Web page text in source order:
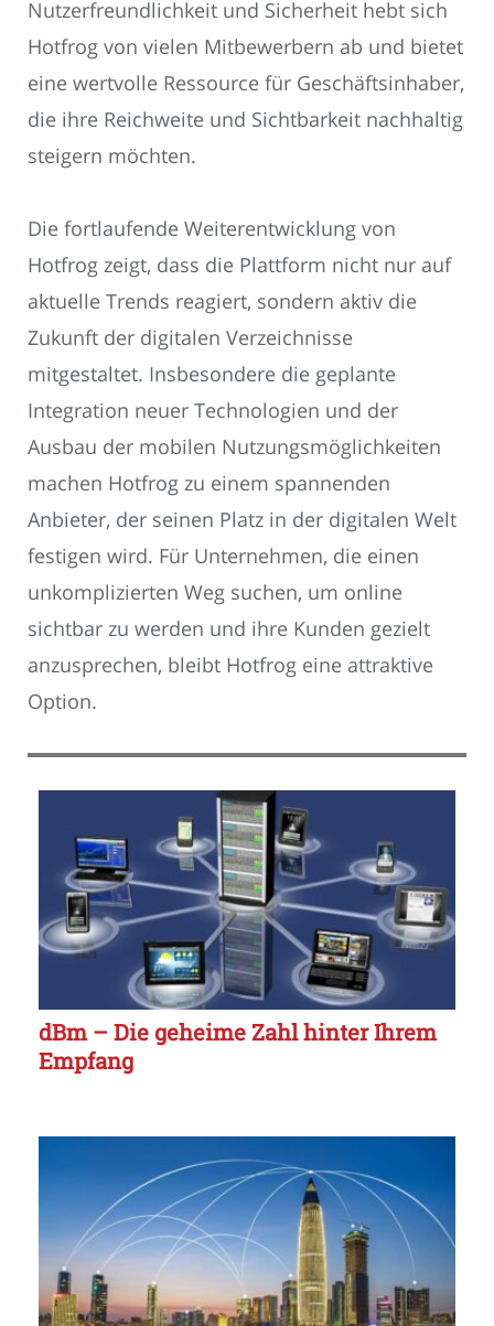
Nutzerfreundlichkeit und Sicherheit hebt sich
Hotfrog von vielen Mitbewerbern ab und bietet
eine wertvolle Ressource für Geschäftsinhaber,
die ihre Reichweite und Sichtbarkeit nachhaltig
steigern möchten.
Die fortlaufende Weiterentwicklung von
Hotfrog zeigt, dass die Plattform nicht nur auf
aktuelle Trends reagiert, sondern aktiv die
Zukunft der digitalen Verzeichnisse
mitgestaltet. Insbesondere die geplante
Integration neuer Technologien und der
Ausbau der mobilen Nutzungsmöglichkeiten
machen Hotfrog zu einem spannenden
Anbieter, der seinen Platz in der digitalen Welt
festigen wird. Für Unternehmen, die einen
unkomplizierten Weg suchen, um online
sichtbar zu werden und ihre Kunden gezielt
anzusprechen, bleibt Hotfrog eine attraktive
Option.
dBm – Die geheime Zahl hinter Ihrem
Empfang